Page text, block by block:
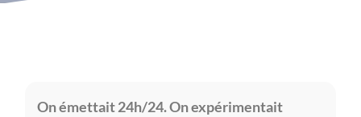
On émettait 24h/24. On expérimentait